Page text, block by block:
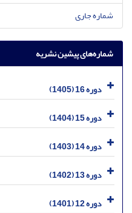
شماره جاری
شماره‌های پیشین نشریه
دوره 16 (1405)
دوره 15 (1404)
دوره 14 (1403)
دوره 13 (1402)
دوره 12 (1401)